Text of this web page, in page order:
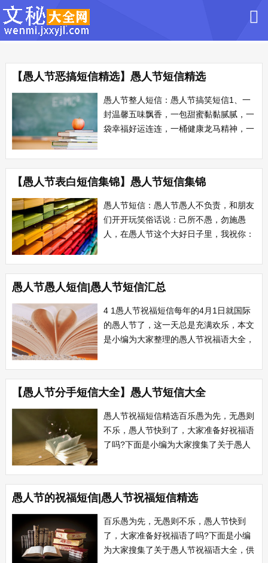
【愚人节恶搞短信精选】愚人节短信精选
愚人节整人短信：愚人节搞笑短信1、一
封温馨五味飘香，一包甜蜜黏黏腻腻，一
袋幸福好运连连，一桶健康龙马精神，一
上我满满的祝福，愿收到信息的吃货愚人
节快乐!2、愚乐频道特别提醒，今天要谨
防五种人：没事请你吃饭的，热情催你加
雷死人的愚人节祝福短信因为你，我相信
命运的安排...
【愚人节表白短信集锦】愚人节短信集锦
愚人节短信：愚人节愚人不负责，和朋友
们开开玩笑俗话说：己所不愚，勿施愚
人，在愚人节这个大好日子里，我祝你：
公主，从此愚遍天涯!一件事，想通了是
天堂，想不通就是地狱。既然活着，就要
活好。最别致的愚人节搞笑短信精选当你
默默离开我时，我痛苦万分，不知如何是
好，看着你的背...
愚人节愚人短信|愚人节短信汇总
4 1愚人节祝福短信每年的4月1日就国际
的愚人节了，这一天总是充满欢乐，本文
是小编为大家整理的愚人节祝福语大全，
不管今天你是要去整人，还是要遭被整，
都祝你愚人节快乐!一年才一次，无论整
与被整都当平淡日子的开经典愚人节祝福
短信愚人节将至，请大家保持警惕。所有
收到...
【愚人节分手短信大全】愚人节短信大全
愚人节祝福短信精选百乐愚为先，无愚则
不乐，愚人节快到了，大家准备好祝福语
了吗?下面是小编为大家搜集了关于愚人
不小心摔了一跤，身上滚落出一样东西，
上面有你的名字，不禁勾起对你的思念。
欢乐愚人节祝福语愚人节里欢笑多，最愚
的祝福送给最愚的ta，下面是小编为大家
精心搜...
愚人节的祝福短信|愚人节祝福短信精选
百乐愚为先，无愚则不乐，愚人节快到
了，大家准备好祝福语了吗?下面是小编
为大家搜集了关于愚人节祝福语大全，供